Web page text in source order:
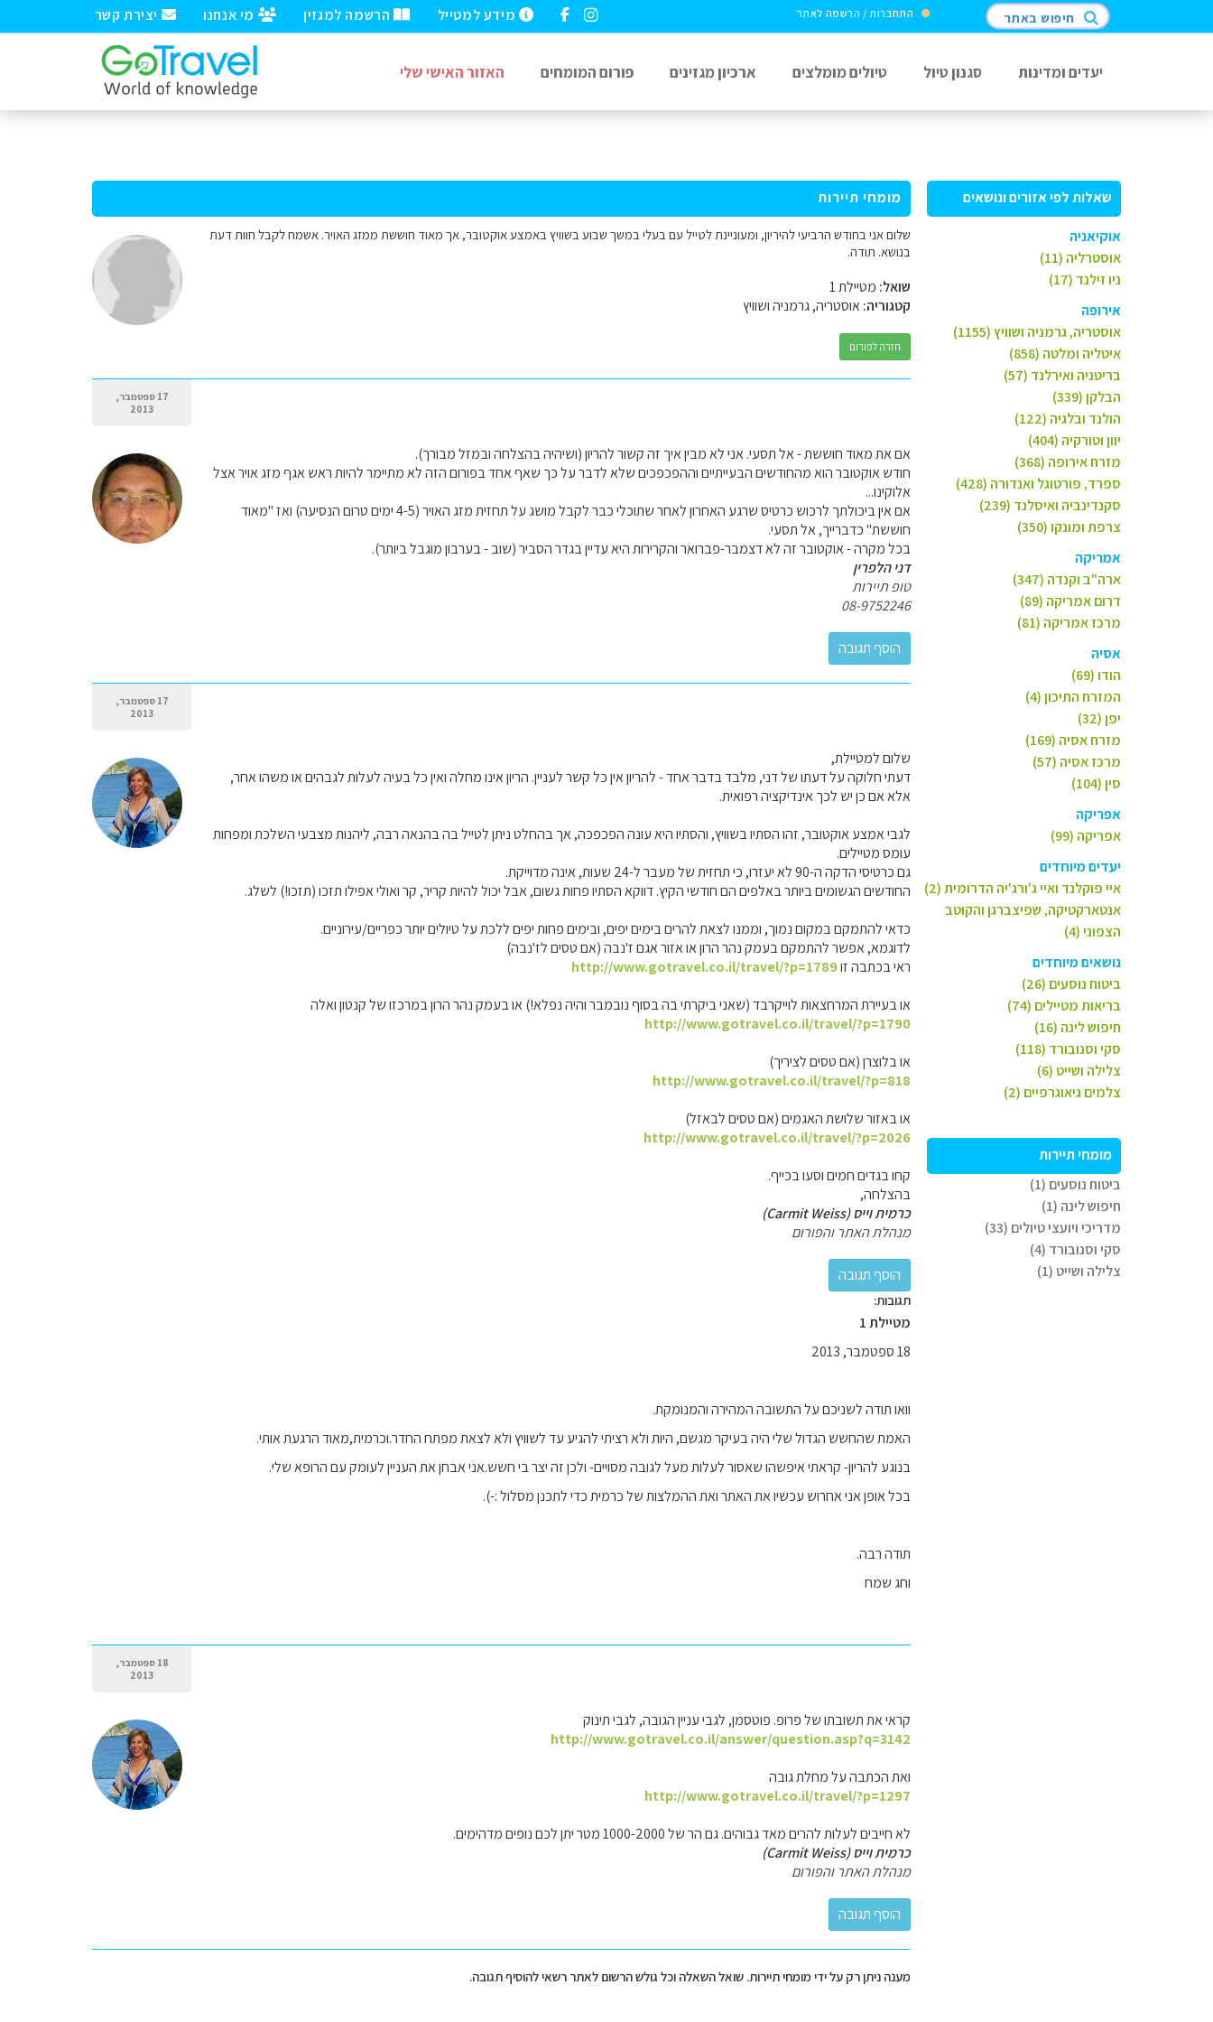
יצירת קשר מי אנחנו הרשמה למגזין מידע למטייל התחברות / הרשמה לאתר חיפוש באתר
יעדים ומדינות סגנון טיול טיולים מומלצים ארכיון מגזינים פורום המומחים האזור האישי שלי
שאלות לפי אזורים ונושאים
אוקיאניה
אוסטרליה (11)
ניו זילנד (17)
אירופה
אוסטריה, גרמניה ושוויץ (1155)
איטליה ומלטה (858)
בריטניה ואירלנד (57)
הבלקן (339)
הולנד ובלגיה (122)
יוון וטורקיה (404)
מזרח אירופה (368)
ספרד, פורטוגל ואנדורה (428)
סקנדינביה ואיסלנד (239)
צרפת ומונקו (350)
אמריקה
ארה"ב וקנדה (347)
דרום אמריקה (89)
מרכז אמריקה (81)
אסיה
הודו (69)
המזרח התיכון (4)
יפן (32)
מזרח אסיה (169)
מרכז אסיה (57)
סין (104)
אפריקה
אפריקה (99)
יעדים מיוחדים
איי פוקלנד ואיי ג'ורג'יה הדרומית (2)
אנטארקטיקה, שפיצברגן והקוטב
הצפוני (4)
נושאים מיוחדים
ביטוח נוסעים (26)
בריאות מטיילים (74)
חיפוש לינה (16)
סקי וסנובורד (118)
צלילה ושייט (6)
צלמים גיאוגרפיים (2)
מומחי תיירות
ביטוח נוסעים (1)
חיפוש לינה (1)
מדריכי ויועצי טיולים (33)
סקי וסנובורד (4)
צלילה ושייט (1)
מומחי תיירות
שלום אני בחודש הרביעי להיריון, ומעוניינת לטייל עם בעלי במשך שבוע בשוויץ באמצע אוקטובר, אך מאוד חוששת ממזג האויר. אשמח לקבל חוות דעת
בנושא. תודה.
שואל: מטיילת 1
קטגוריה:אוסטריה, גרמניה ושוויץ
חזרה לפורום
17 ספטמבר,
2013
אם את מאוד חוששת - אל תסעי. אני לא מבין איך זה קשור להריון (ושיהיה בהצלחה ובמזל מבורך).
חודש אוקטובר הוא מהחודשים הבעייתיים וההפכפכים שלא לדבר על כך שאף אחד בפורום הזה לא מתיימר להיות ראש אגף מזג אויר אצל
אלוקינו...
אם אין ביכולתך לרכוש כרטיס שרגע האחרון לאחר שתוכלי כבר לקבל מושג על תחזית מזג האויר (4-5 ימים טרום הנסיעה) ואז "מאוד
חוששת" כדברייך, אל תסעי.
בכל מקרה - אוקטובר זה לא דצמבר-פברואר והקרירות היא עדיין בגדר הסביר (שוב - בערבון מוגבל ביותר).
דני הלפרין
טופ תיירות
08-9752246
17 ספטמבר,
2013
שלום למטיילת,
דעתי חלוקה על דעתו של דני, מלבד בדבר אחד - להריון אין כל קשר לעניין. הריון אינו מחלה ואין כל בעיה לעלות לגבהים או משהו אחר,
אלא אם כן יש לכך אינדיקציה רפואית.
לגבי אמצע אוקטובר, זהו הסתיו בשוויץ, והסתיו היא עונה הפכפכה, אך בהחלט ניתן לטייל בה בהנאה רבה, ליהנות מצבעי השלכת ומפחות
עומס מטיילים.
גם כרטיסי הדקה ה-90 לא יעזרו, כי תחזית של מעבר ל-24 שעות, אינה מדוייקת.
החודשים הגשומים ביותר באלפים הם חודשי הקיץ. דווקא הסתיו פחות גשום, אבל יכול להיות קריר, קר ואולי אפילו תזכו (תזכו!) לשלג.
כדאי להתמקם במקום נמוך, וממנו לצאת להרים בימים יפים, ובימים פחות יפים ללכת על טיולים יותר כפריים/עירוניים.
לדוגמא, אפשר להתמקם בעמק נהר הרון או אזור אגם ז'נבה (אם טסים לז'נבה)
ראי בכתבה זוhttp://www.gotravel.co.il/travel/?p=1789
או בעיירת המרחצאות לוייקרבד (שאני ביקרתי בה בסוף נובמבר והיה נפלא!) או בעמק נהר הרון במרכזו של קנטון ואלה
http://www.gotravel.co.il/travel/?p=1790
או בלוצרן (אם טסים לציריך)
http://www.gotravel.co.il/travel/?p=818
או באזור שלושת האגמים (אם טסים לבאזל)
http://www.gotravel.co.il/travel/?p=2026
קחו בגדים חמים וסעו בכייף.
בהצלחה,
כרמית וייס (Carmit Weiss)
מנהלת האתר והפורום
תגובות:
מטיילת 1
18 ספטמבר, 2013
וואו תודה לשניכם על התשובה המהירה והמנומקת.
האמת שהחשש הגדול שלי היה בעיקר מגשם, היות ולא רציתי להגיע עד לשוויץ ולא לצאת מפתח החדר.וכרמית,מאוד הרגעת אותי.
בנוגע להריון- קראתי איפשהו שאסור לעלות מעל לגובה מסויים- ולכן זה יצר בי חשש.אני אבחן את העניין לעומק עם הרופא שלי.
בכל אופן אני אחרוש עכשיו את האתר ואת ההמלצות של כרמית כדי לתכנן מסלול :-).
תודה רבה.
וחג שמח
18 ספטמבר,
2013
קראי את תשובתו של פרופ. פוטסמן, לגבי עניין הגובה, לגבי תינוק
http://www.gotravel.co.il/answer/question.asp?q=3142
ואת הכתבה על מחלת גובה
http://www.gotravel.co.il/travel/?p=1297
לא חייבים לעלות להרים מאד גבוהים. גם הר של 1000-2000 מטר יתן לכם נופים מדהימים.
כרמית וייס (Carmit Weiss)
מנהלת האתר והפורום
מענה ניתן רק על ידי מומחי תיירות. שואל השאלה וכל גולש הרשום לאתר רשאי להוסיף תגובה.